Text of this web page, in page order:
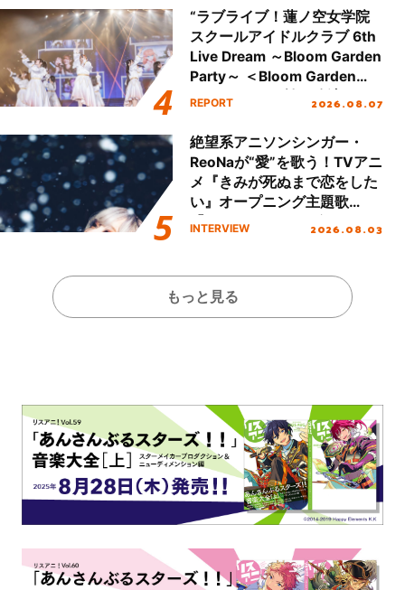
ート!!
“ラブライブ！蓮ノ空女学院
スクールアイドルクラブ 6th
Live Dream ～Bloom Garden
Party～ ＜Bloom Garden
Party Stage／埼玉公演＞”
REPORT 2026.08.07
絶望系アニソンシンガー・
ReoNaが“愛”を歌う！TVアニ
メ『きみが死ぬまで恋をした
い』オープニング主題歌
「Amore」インタビュー
INTERVIEW 2026.08.03
もっと見る